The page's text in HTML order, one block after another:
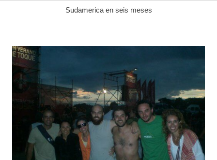
Sudamerica en seis meses